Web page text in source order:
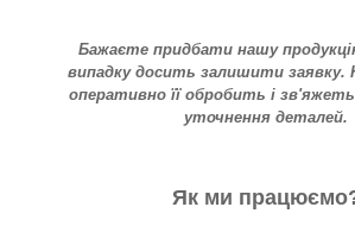
Бажаєте придбати нашу
випадку досить залишити заявку.
оперативно її обробить і
уточнення деталей.
Як ми